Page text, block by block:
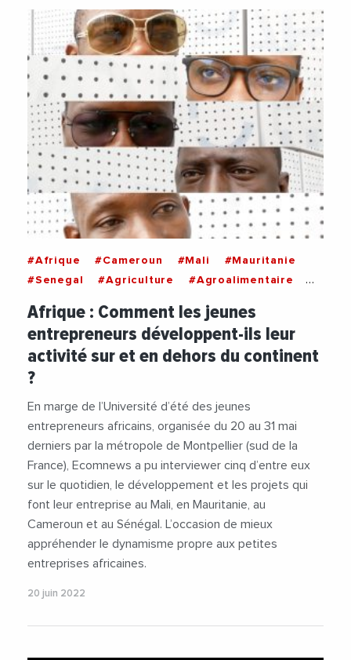
#Afrique #Cameroun #Mali
#Mauritanie
#Senegal
#Agriculture
#Agroalimentaire
#Economie
#Education
#Entrepreneuriat
#Entreprise
#Hygiene
#Numerique
#Pisciculture
#Services #Videos
Afrique : Comment les jeunes
entrepreneurs développent-ils leur
activité sur et en dehors du continent
?
En marge de l’Université d’été des jeunes
entrepreneurs africains, organisée du 20 au 31 mai
derniers par la métropole de Montpellier (sud de la
France), Ecomnews a pu interviewer cinq d’entre eux
sur le quotidien, le développement et les projets qui
font leur entreprise au Mali, en Mauritanie, au
Cameroun et au Sénégal. L’occasion de mieux
appréhender le dynamisme propre aux petites
entreprises africaines.
20 juin 2022